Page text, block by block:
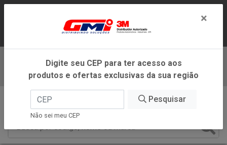
ATENDIMENTO DENTRO DO ESTADO DE
MINAS GERAIS.
Baixe já nosso APP
×
Digite seu CEP para ter acesso aos
produtos e ofertas exclusivas da sua região
Pesquisar
Não sei meu CEP